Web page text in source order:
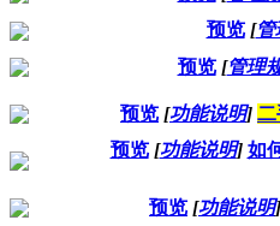
预览 [管
预览 [管理
预览 [功能说明] 二
预览 [功能说明] 如
预览 [功能说明]